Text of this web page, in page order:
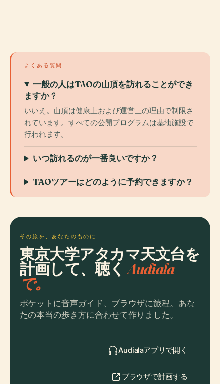
よくある質問
一般の人はTAOの山頂を訪れることができ
ますか？
いいえ。山頂は健康上および運営上の理由で制限さ
れています。すべての公開プログラムは基地施設で
行われます。
いつ訪れるのが一番良いですか？
TAOツアーはどのように予約できますか？
その旅を、あなたのものに
東京大学アタカマ天文台を
計画して、聴くAudiala
で。
ポケットに音声ガイド、ブラウザに旅程。あな
たの本当の歩き方に合わせて作りました。
Audialaアプリで開く
ブラウザで計画する